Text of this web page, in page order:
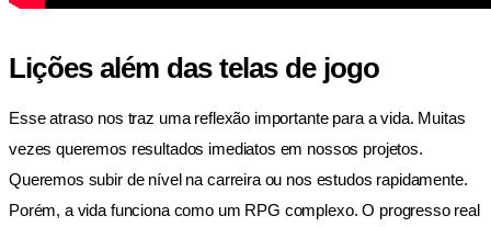
Lições além das telas de jogo
Esse atraso nos traz uma reflexão importante para a vida. Muitas
vezes queremos resultados imediatos em nossos projetos.
Queremos subir de nível na carreira ou nos estudos rapidamente.
Porém, a vida funciona como um RPG complexo. O progresso real